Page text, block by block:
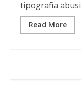
tipografia
Read More